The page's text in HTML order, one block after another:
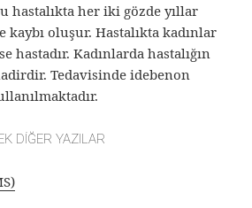
hastalıkta her iki gözde yıllar
kaybı oluşur. Hastalıkta kadınlar
hastadır. Kadınlarda hastalığın
Tedavisinde idebenon
DİĞER YAZILAR